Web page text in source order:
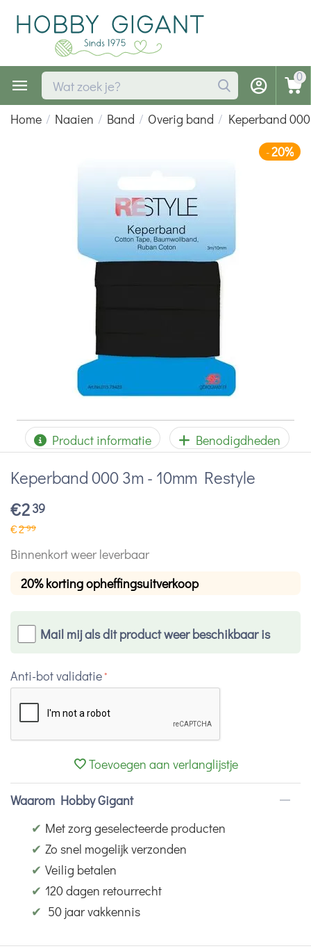
0
Home / Naaien / Band / Overig band / Keperband
-20%
Product informatie Benodigdheden
Keperband 000 3m - 10mm Restyle
€239
€299
Binnenkort weer leverbaar
20% korting opheffingsuitverkoop
Mail mij als dit product weer beschikbaar is
Anti-bot validatie
Toevoegen aan verlanglijstje
Waarom Hobby Gigant
✔ Met zorg geselecteerde producten
✔ Zo snel mogelijk verzonden
✔ Veilig betalen
✔ 120 dagen retourrecht
✔ 50 jaar vakkennis